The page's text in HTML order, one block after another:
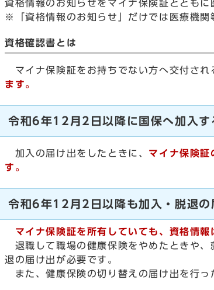
資格情報のお知らせをマイナ保険証ととも
※「資格情報のお知らせ」だけでは医療機関
資格確認書とは
マイナ保険証をお持ちでない方へ交付され
ます。
令和6年12月2日以降に国保へ加入す
加入の届け出をしたときに、 マイナ保険証
す。
令和6年12月2日以降も加入・脱退の
マイナ保険証を所有していても、資格情報
退職して職場の健康保険をやめたときや、
退の届け出が必要です。
また、健康保険の切り替えの届け出を行っ